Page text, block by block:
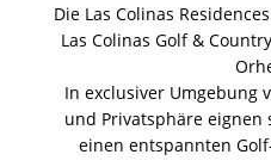
Die Las Colinas
Las Colinas Golf &
In exclusiver Umgebung
und Privatsphäre eignen
einen entspannten